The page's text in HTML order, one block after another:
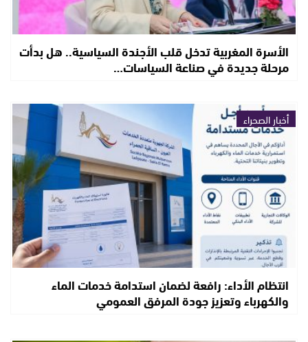
الأسرة المغربية تدخل قلب الأجندة السياسية.. هل بدأت
مرحلة جديدة في صناعة السياسات…
أخبار الصحراء
انتظام الأداء: رافعة لضمان استدامة خدمات الماء
والكهرباء وتعزيز جودة المرفق العمومي